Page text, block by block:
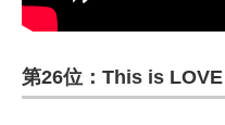
第26位：This is LOVE